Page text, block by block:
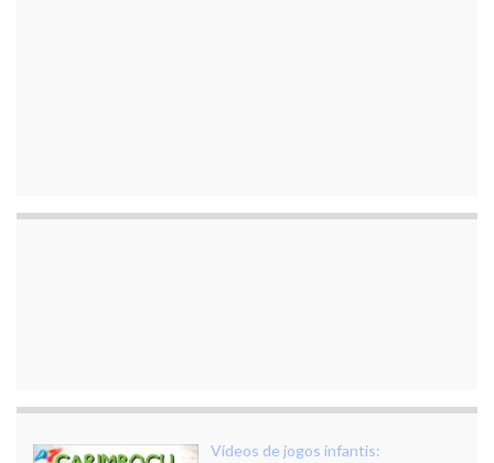
Vídeos de jogos infantis: